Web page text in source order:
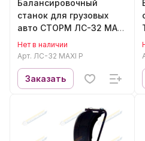
Балансировочный
станок для грузовых
авто СТОРМ ЛС-32 MAXI
P
Нет в наличии
Арт. ЛС-32 MAXI P
Заказать